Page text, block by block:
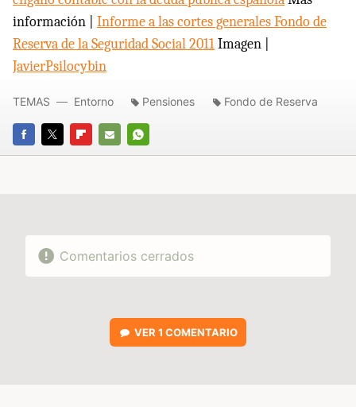
información | Informe a las cortes generales Fondo de
Reserva de la Seguridad Social 2011Imagen |
JavierPsilocybin
FACEBOOK
TWITTERFLIPBOARD
E-
WHATSAPP
TEMAS Entorno Pensiones Fondo de Reserva
Comentarios cerrados
VER 1 COMENTARIO